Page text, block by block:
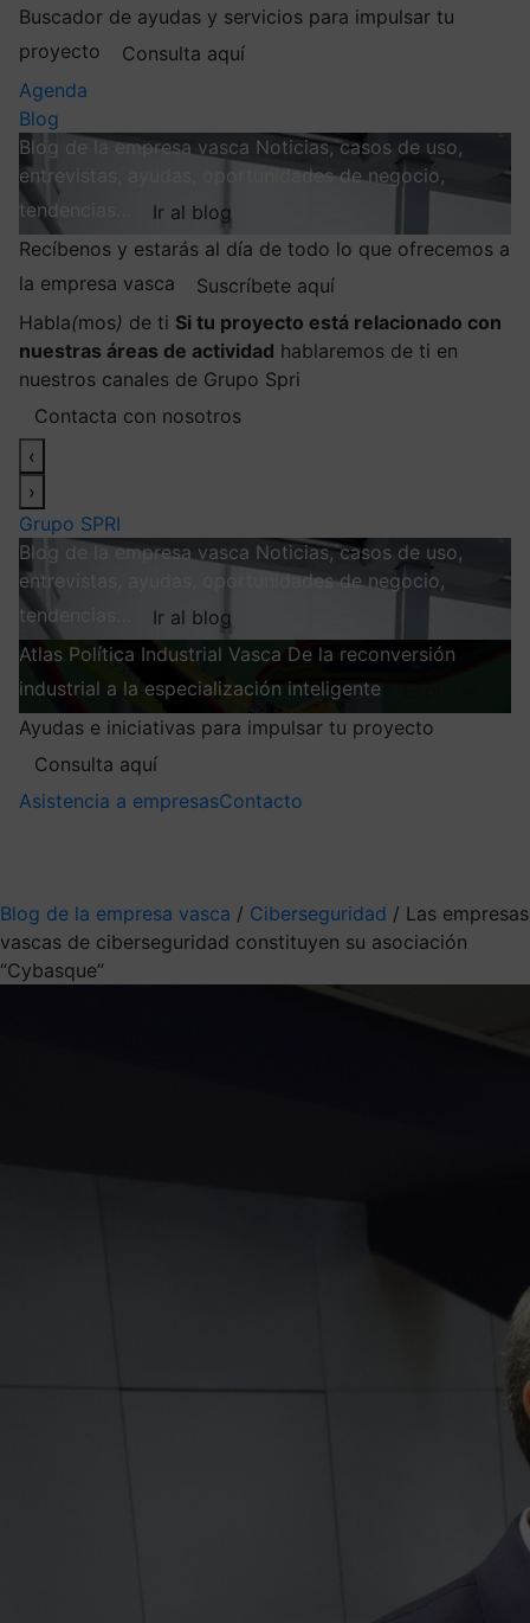
Buscador de ayudas y servicios para impulsar tu
proyecto
Consulta aquí
Agenda
Blog
Blog de la empresa vasca Noticias, casos de uso,
entrevistas, ayudas, oportunidades de negocio,
tendencias…
Ir al blog
Recíbenos y estarás al día de todo lo que ofrecemos a
la empresa vasca
Suscríbete aquí
Habla(mos) de ti Si tu proyecto está relacionado con
nuestras áreas de actividad hablaremos de ti en
nuestros canales de Grupo Spri
Contacta con nosotros
‹
›
Grupo SPRI
Blog de la empresa vasca Noticias, casos de uso,
entrevistas, ayudas, oportunidades de negocio,
tendencias…
Ir al blog
Atlas Política Industrial Vasca De la reconversión
industrial a la especialización inteligente
Ayudas e iniciativas para impulsar tu proyecto
Consulta aquí
Asistencia a empresasContacto
Blog de la empresa vasca / Ciberseguridad / Las empresas
vascas de ciberseguridad constituyen su asociación
“Cybasque”